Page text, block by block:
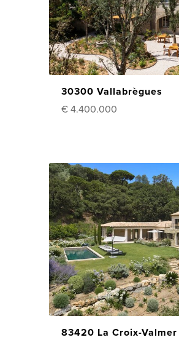
30300 Vallabrègues
€ 4.400.000
83420 La Croix-Valmer